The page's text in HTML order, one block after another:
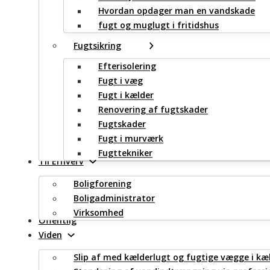
Hvordan opdager man en vandskade
fugt og muglugt i fritidshus
Fugtsikring
Efterisolering
Fugt i væg
Fugt i kælder
Renovering af fugtskader
Fugtskader
Fugt i murværk
Fugttekniker
Til Erhverv
Boligforening
Boligadministrator
Virksomhed
Offentlig
Viden
Slip af med kælderlugt og fugtige vægge i